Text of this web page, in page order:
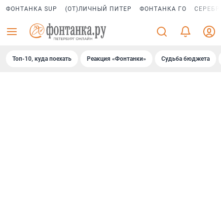
ФОНТАНКА SUP (ОТ)ЛИЧНЫЙ ПИТЕР ФОНТАНКА ГО
Топ-10, куда поехать Реакция «Фонтанки» Судьба бюджета